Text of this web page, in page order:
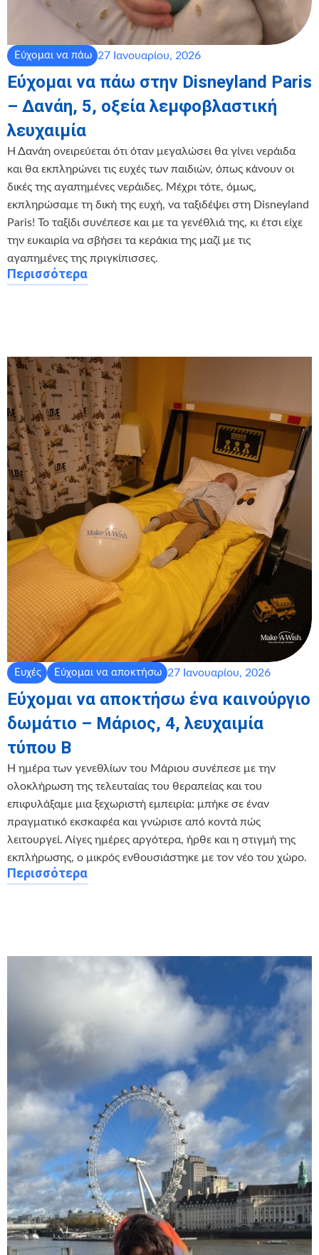
Εύχομαι να πάω 27 Ιανουαρίου, 2026
Εύχομαι να πάω στην Disneyland Paris
– Δανάη, 5, οξεία λεμφοβλαστική
λευχαιμία
Η Δανάη ονειρεύεται ότι όταν μεγαλώσει θα γίνει νεράιδα
και θα εκπληρώνει τις ευχές των παιδιών, όπως κάνουν οι
δικές της αγαπημένες νεράιδες. Μέχρι τότε, όμως,
εκπληρώσαμε τη δική της ευχή, να ταξιδέψει στη Disneyland
Paris! Το ταξίδι συνέπεσε και με τα γενέθλιά της, κι έτσι είχε
την ευκαιρία να σβήσει τα κεράκια της μαζί με τις
αγαπημένες της πριγκίπισσες.
Περισσότερα
Ευχές Εύχομαι να αποκτήσω 27 Ιανουαρίου, 2026
Εύχομαι να αποκτήσω ένα καινούργιο
δωμάτιο – Μάριος, 4, λευχαιμία
τύπου Β
Η ημέρα των γενεθλίων του Μάριου συνέπεσε με την
ολοκλήρωση της τελευταίας του θεραπείας και του
επιφυλάξαμε μια ξεχωριστή εμπειρία: μπήκε σε έναν
πραγματικό εκσκαφέα και γνώρισε από κοντά πώς
λειτουργεί. Λίγες ημέρες αργότερα, ήρθε και η στιγμή της
εκπλήρωσης, ο μικρός ενθουσιάστηκε με τον νέο του χώρο.
Περισσότερα